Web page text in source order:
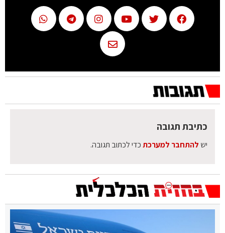
כתיבת תגובה
יש להתחבר למערכתכדי לכתוב תגובה.